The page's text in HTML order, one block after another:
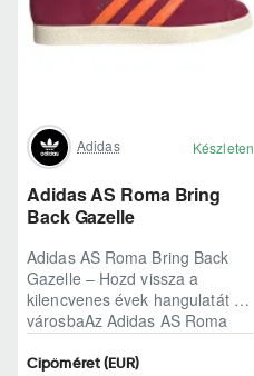
Adidas Készleten
Adidas AS Roma Bring
Back Gazelle
Adidas AS Roma Bring Back
Gazelle – Hozd vissza a
kilencvenes évek hangulatát a
városbaAz Adidas AS Roma
egyszerű sneaker, hane..
Cipőméret (EUR)